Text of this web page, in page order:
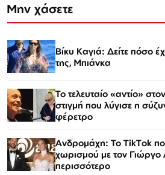
Μην χάσετε
Βίκυ Καγιά: Δείτε πόσο
της, Μπιάνκα
Το τελευταίο «αντίο»
στιγμή που λύγισε η
φέρετρο
Ανδρομάχη: Το TikTok
χωρισμού με τον Γιώργο
περισσότερο